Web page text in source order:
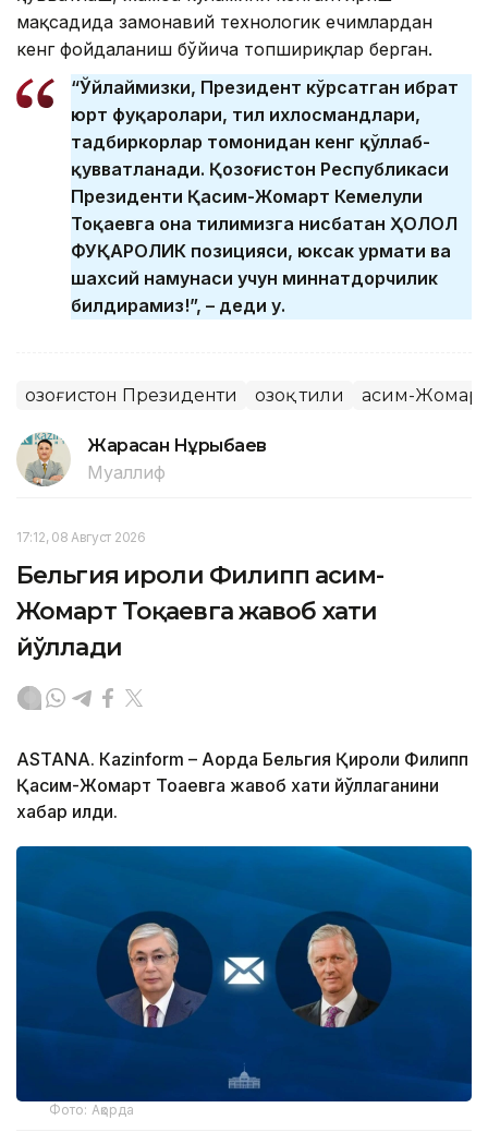
мақсадида замонавий технологик ечимлардан
кенг фойдаланиш бўйича топшириқлар берган.
“Ўйлаймизки, Президент кўрсатган ибрат
юрт фуқаролари, тил ихлосмандлари,
тадбиркорлар томонидан кенг қўллаб-
қувватланади. Қозоғистон Республикаси
Президенти Қасим-Жомарт Кемелули
Тоқаевга она тилимизга нисбатан ҲОЛОЛ
ФУҚАРОЛИК позицияси, юксак ҳурмати ва
шахсий намунаси учун миннатдорчилик
билдирамиз!”, – деди у.
Қозоғистон Президенти Қозоқ тили Қасим-
Жарасқан Нұрыбаев
Муаллиф
17:12, 08 Август 2026
Бельгия Қироли Филипп Қасим-
Жомарт Тоқаевга жавоб хати
йўллади
ASTANА. Кazinform – Ақорда Бельгия Қироли Филипп
Қасим-Жомарт Тоқаевга жавоб хати йўллаганини
хабар қилди.
Фото: Ақорда